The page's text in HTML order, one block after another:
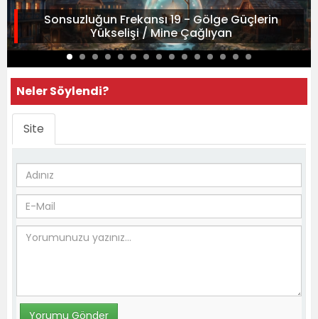
Sonsuzluğun Frekansı 19 - Gölge Güçlerin
Yükselişi / Mine Çağlıyan
Neler Söylendi?
Site